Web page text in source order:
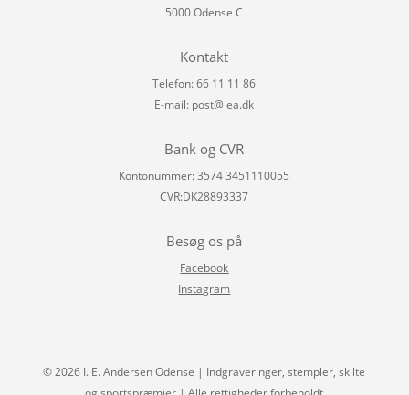
5000 Odense C
Kontakt
Telefon: 66 11 11 86
E-mail: post@iea.dk
Bank og CVR
Kontonummer: 3574 3451110055
CVR:DK28893337
Besøg os på
Facebook
Instagram
© 2026 I. E. Andersen Odense | Indgraveringer, stempler, skilte